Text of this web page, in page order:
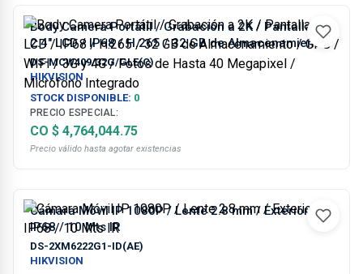
Body Camera Portátil / Grabación a 2K / Pantalla
2.4" LCD / IP68 / H.265 / 32 GB de Almacenamiento
/ GPS / WIFI / 3G y 4G / Fotos de Hasta 40 Megapixel
/ Micrófono Integrado
DS-MCW409/32G/GLE(C)
HIKVISION
STOCK DISPONIBLE: 0
PRECIO ESPECIAL:
CO $ 4,764,044.75
Precio válido hasta agotar existencias
Cámara Móvil IP 1080P / Lente 2.8 mm / Exterior
IP68 / 10 Mts IR
DS-2XM6222G1-ID(AE)
HIKVISION